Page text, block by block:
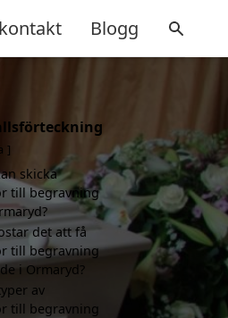
Blogg
skicka
till begravning
det att få
till begravning
i Ormaryd?
av
till begravning